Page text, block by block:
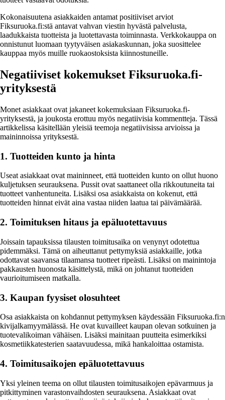
Kokonaisuutena asiakkaiden antamat positiiviset arviot
Fiksuruoka.fi:stä antavat vahvan viestin hyvästä palvelusta,
laadukkaista tuotteista ja luotettavasta toiminnasta. Verkkokauppa on
onnistunut luomaan tyytyväisen asiakaskunnan, joka suosittelee
kauppaa myös muille ruokaostoksista kiinnostuneille.
Negatiiviset kokemukset Fiksuruoka.fi-
yrityksestä
Monet asiakkaat ovat jakaneet kokemuksiaan Fiksuruoka.fi-
yrityksestä, ja joukosta erottuu myös negatiivisia kommentteja. Tässä
artikkelissa käsitellään yleisiä teemoja negatiivisissa arvioissa ja
maininnoissa yrityksestä.
1. Tuotteiden kunto ja hinta
Useat asiakkaat ovat maininneet, että tuotteiden kunto on ollut huono
kuljetuksen seurauksena. Pussit ovat saattaneet olla rikkoutuneita tai
tuotteet vanhentuneita. Lisäksi osa asiakkaista on kokenut, että
tuotteiden hinnat eivät aina vastaa niiden laatua tai päivämäärää.
2. Toimituksen hitaus ja epäluotettavuus
Joissain tapauksissa tilausten toimitusaika on venynyt odotettua
pidemmäksi. Tämä on aiheuttanut pettymyksiä asiakkaille, jotka
odottavat saavansa tilaamansa tuotteet ripeästi. Lisäksi on mainintoja
pakkausten huonosta käsittelystä, mikä on johtanut tuotteiden
vaurioitumiseen matkalla.
3. Kaupan fyysiset olosuhteet
Osa asiakkaista on kohdannut pettymyksen käydessään Fiksuruoka.fi:n
kivijalkamyymälässä. He ovat kuvailleet kaupan olevan sotkuinen ja
tuotevalikoiman vähäisen. Lisäksi mainitaan puutteita esimerkiksi
kosmetiikkatesterien saatavuudessa, mikä hankaloittaa ostamista.
4. Toimitusaikojen epäluotettavuus
Yksi yleinen teema on ollut tilausten toimitusaikojen epävarmuus ja
pitkittyminen varastonvaihdosten seurauksena. Asiakkaat ovat